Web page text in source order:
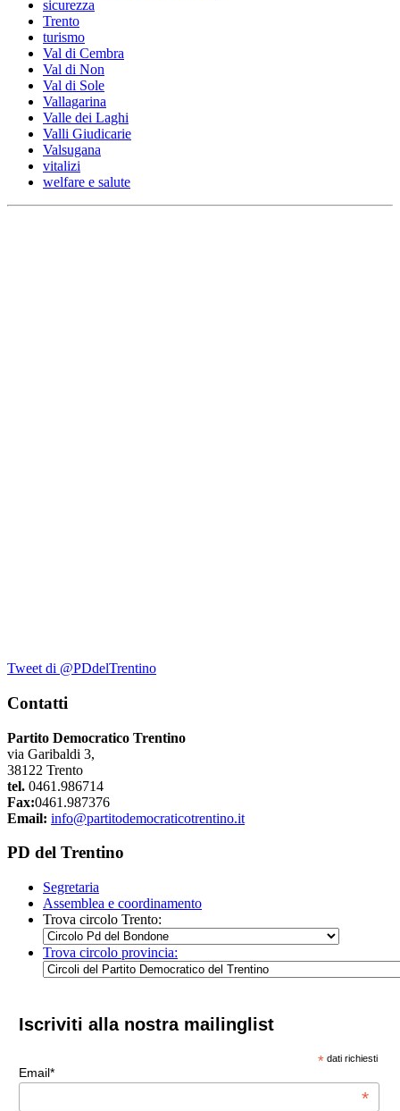
sicurezza
Trento
turismo
Val di Cembra
Val di Non
Val di Sole
Vallagarina
Valle dei Laghi
Valli Giudicarie
Valsugana
vitalizi
welfare e salute
Tweet di @PDdelTrentino
Contatti
Partito Democratico Trentino
via Garibaldi 3,
38122 Trento
tel. 0461.986714
Fax:0461.987376
Email: info@partitodemocraticotrentino.it
PD del Trentino
Segretaria
Assemblea e coordinamento
Trova circolo Trento:
Trova circolo provincia:
Iscriviti alla nostra mailinglist
* dati richiesti
Email*
*